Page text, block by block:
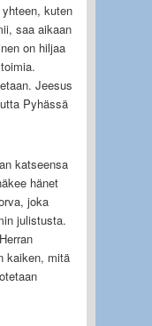
kuten
saa aikaan
on hiljaa
Jeesus
Pyhässä
katseensa
hänet
joka
julistusta.
kaiken, mitä